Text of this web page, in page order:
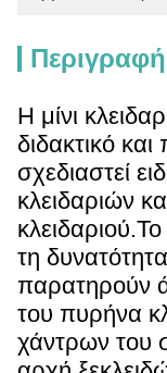
Η μίνι
διδακτικό
σχεδιαστεί
κλειδαριών
τη
παρατηρούν
του πυρήνα
χάντρων του